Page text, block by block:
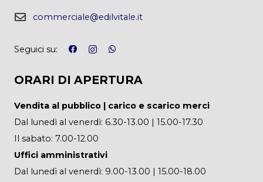
commerciale@edilvitale.it
Seguici su:
ORARI DI APERTURA
Vendita al pubblico | carico e scarico merci
Dal lunedì al venerdì: 6.30-13.00 | 15.00-17.30
Il sabato: 7.00-12.00
Uffici amministrativi
Dal lunedì al venerdì: 9.00-13.00 | 15.00-18.00